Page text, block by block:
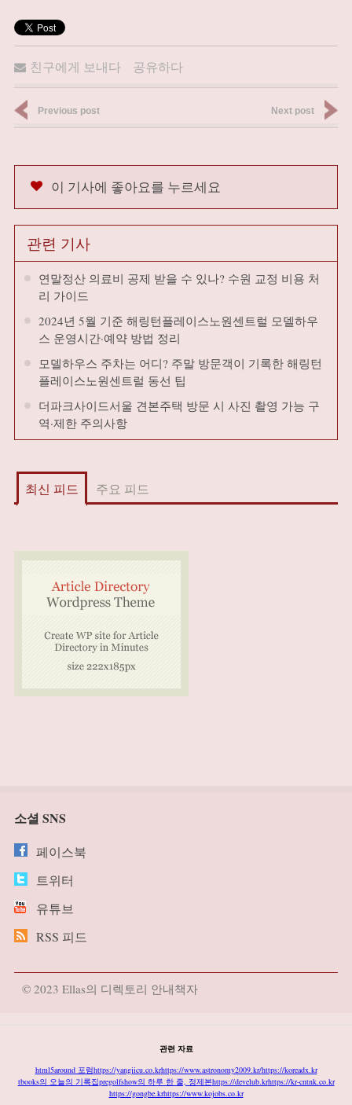
친구에게 보내다 공유하다
Previous post Next post
이 기사에 좋아요를 누르세요
관련 기사
연말정산 의료비 공제 받을 수 있나? 수원 교정 비용 처
리 가이드
2024년 5월 기준 해링턴플레이스노원센트럴 모델하우
스 운영시간·예약 방법 정리
모델하우스 주차는 어디? 주말 방문객이 기록한 해링턴
플레이스노원센트럴 동선 팁
더파크사이드서울 견본주택 방문 시 사진 촬영 가능 구
역·제한 주의사항
최신 피드 주요 피드
소셜 SNS
페이스북
트위터
유튜브
RSS 피드
© 2023 Ellas의 디렉토리 안내책자
관련 자료
html5around 포럼https://yangjicu.co.krhttps://www.astronomy2009.kr/https://koreadx.kr
tbooks의 오늘의 기록집pregolfshow의 하루 한 줄, 정제본https://develub.krhttps://kr-cntnk.co.kr
https://gongbe.krhttps://www.kojobs.co.kr